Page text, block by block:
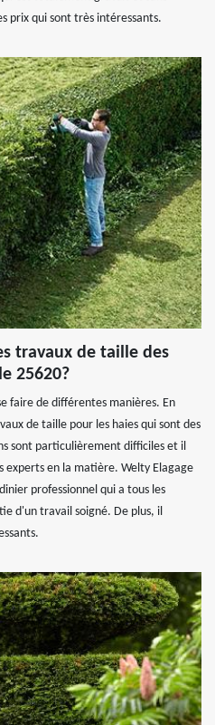
prix qui sont très intéressants.
travaux de taille des
25620?
faire de différentes manières. En
de taille pour les haies qui sont des
sont particulièrement difficiles et il
en la matière. Welty Elagage
professionnel qui a tous les
d'un travail soigné. De plus, il